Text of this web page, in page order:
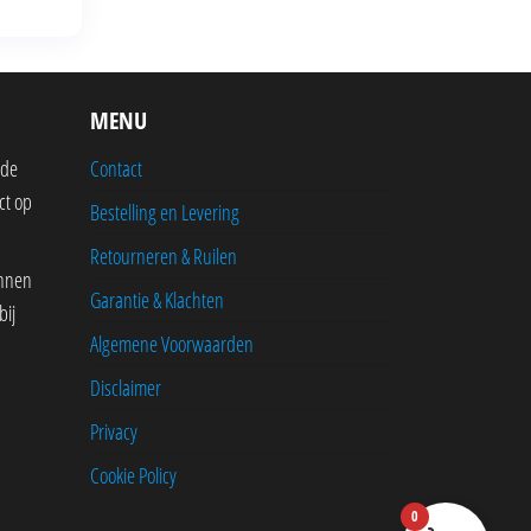
op
MENU
Contact
Bestelling en Levering
Retourneren & Ruilen
Garantie & Klachten
Algemene Voorwaarden
Disclaimer
Privacy
Cookie Policy
0